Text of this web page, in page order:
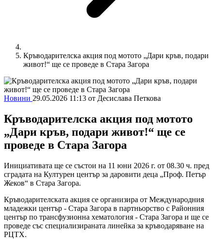
Кръводарителска акция под мотото „Дари кръв, подари
живот!“ ще се проведе в Стара Загора
Новини 29.05.2026 11:13 от Десислава Петкова
Кръводарителска акция под мотото
„Дари кръв, подари живот!“ ще се
проведе в Стара Загора
Инициативата ще се състои на 11 юни 2026 г. от 08.30 ч. пред
сградата на Културен център за даровити деца „Проф. Петър
Жеков“ в Стара Загора.
Кръводарителската акция се организира от Международния
младежки център - Стара Загора в партньорство с Районния
център по трансфузионна хематология - Стара Загора и ще се
проведе със специализираната линейка за кръводаряване на
РЦТХ.